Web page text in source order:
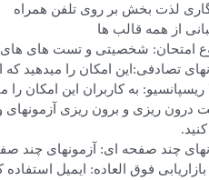
لذت بخش بر روی تلفن همراه
از همه قالب ها
امتحان: شخصیتی و تست های
تصادفی:این امکان را میدهید
ریسپانسیو: به کاربران این امکان
درون ریزی و برون ریزی آزمونهای
چند صفحه ای: آزمونهای چند
بازاریابی فوق العاده: ایمیل